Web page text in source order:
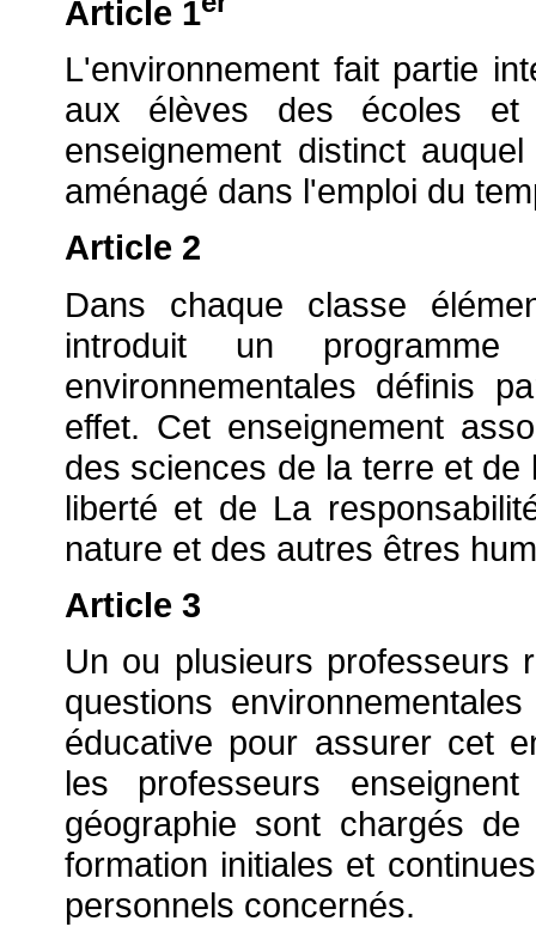
Article 1
L'environnement fait partie
aux élèves des écoles
enseignement distinct
aménagé dans l'emploi du
Article 2
Dans chaque classe
introduit un programme
environnementales définis
effet. Cet enseignement
des sciences de la terre et
liberté et de La
nature et des autres êtres
Article 3
Un ou plusieurs professeurs
questions
éducative pour assurer cet
les professeurs
géographie sont chargés
formation initiales et
personnels concernés.